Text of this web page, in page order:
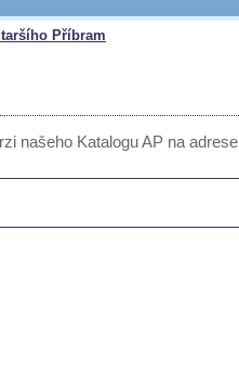
Příbram
našeho Katalogu AP na adrese